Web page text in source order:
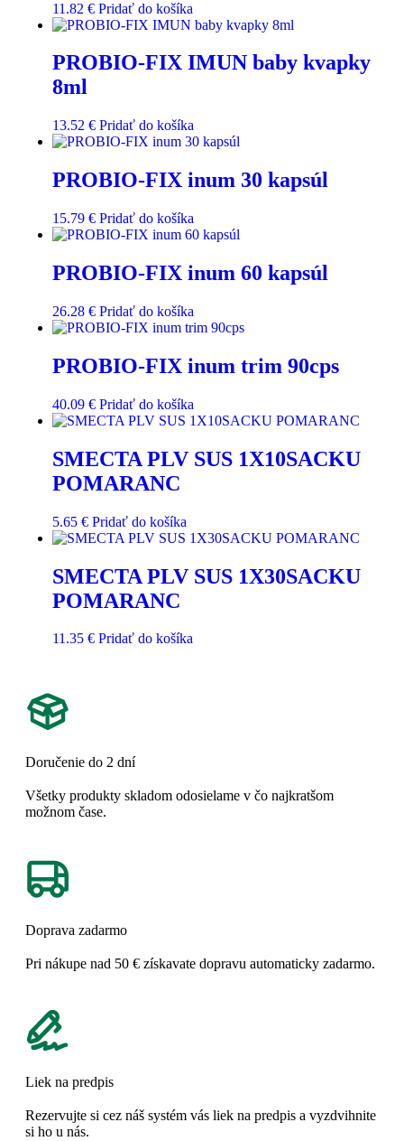
11.82 € Pridať do košíka
PROBIO-FIX IMUN baby kvapky
8ml
13.52 € Pridať do košíka
PROBIO-FIX inum 30 kapsúl
15.79 € Pridať do košíka
PROBIO-FIX inum 60 kapsúl
26.28 € Pridať do košíka
PROBIO-FIX inum trim 90cps
40.09 € Pridať do košíka
SMECTA PLV SUS 1X10SACKU
POMARANC
5.65 € Pridať do košíka
SMECTA PLV SUS 1X30SACKU
POMARANC
11.35 € Pridať do košíka
Doručenie do 2 dní
Všetky produkty skladom odosielame v čo najkratšom
možnom čase.
Doprava zadarmo
Pri nákupe nad 50 € získavate dopravu automaticky zadarmo.
Liek na predpis
Rezervujte si cez náš systém vás liek na predpis a vyzdvihnite
si ho u nás.